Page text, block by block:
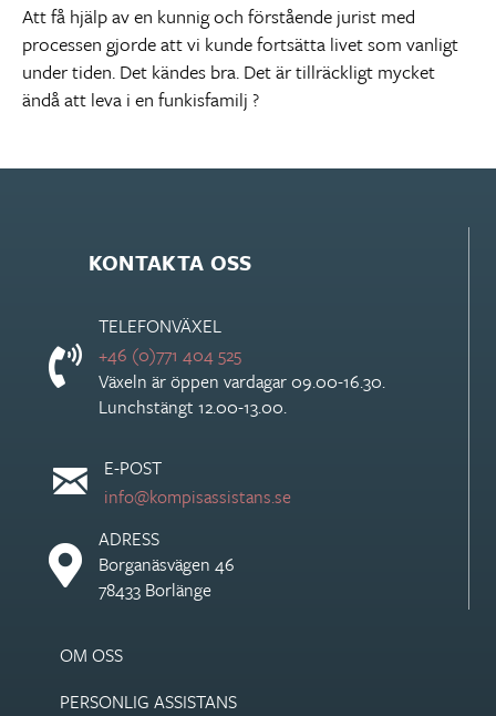
Att få hjälp av en kunnig och förstående jurist med
processen gjorde att vi kunde fortsätta livet som vanligt
under tiden. Det kändes bra. Det är tillräckligt mycket
ändå att leva i en funkisfamilj ?
KONTAKTA OSS
TELEFONVÄXEL
+46 (0)771 404 525
Växeln är öppen vardagar 09.00-16.30.
Lunchstängt 12.00-13.00.
E-POST
info@kompisassistans.se
ADRESS
Borganäsvägen 46
78433 Borlänge
OM OSS
PERSONLIG ASSISTANS